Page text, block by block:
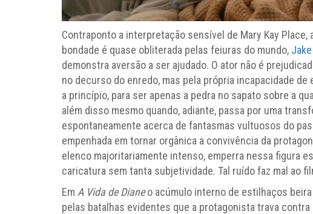
Contraponto a interpretação sensível de Mary Kay
bondade é quase obliterada pelas feiuras do mundo,
demonstra aversão a ser ajudado. O ator não é
no decurso do enredo, mas pela própria incapacidade
a princípio, para ser apenas a pedra no sapato sobre a
além disso mesmo quando, adiante, passa por uma
espontaneamente acerca de fantasmas vultuosos do
empenhada em tornar orgânica a convivência da
elenco majoritariamente intenso, emperra nessa figura
caricatura sem tanta subjetividade. Tal ruído faz mal ao
Em A Vida de Dianeo acúmulo interno de estilhaços
pelas batalhas evidentes que a protagonista trava